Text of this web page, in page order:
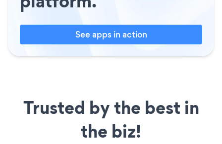
See apps in action
Trusted by the best in
the biz!